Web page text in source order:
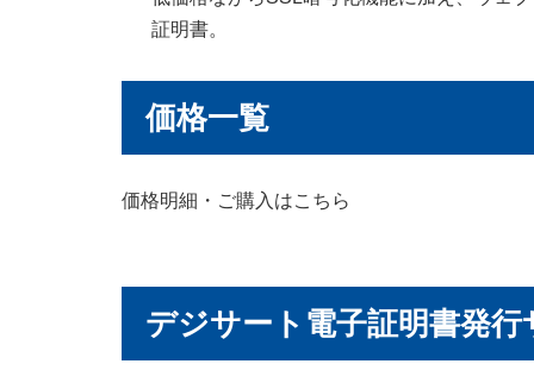
証明書。
価格一覧
価格明細・ご購入はこちら
デジサート電子証明書発